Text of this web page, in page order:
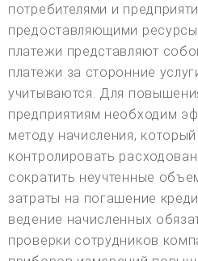
потребителями и
предоставляющими
платежи представляют
платежи за сторонние
учитываются. Для
предприятиям необходим
методу начисления,
контролировать
сократить неучтенные
затраты на погашение
ведение начисленных
проверки сотрудников